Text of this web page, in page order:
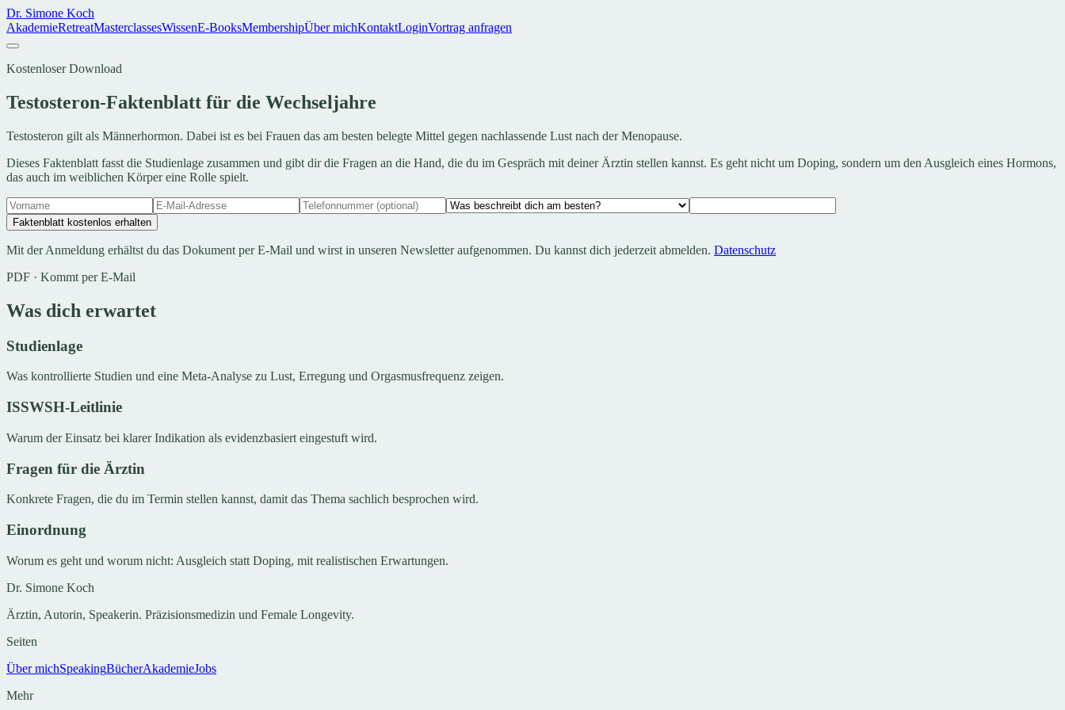
Dr. Simone Koch
AkademieRetreatMasterclassesWissenE-BooksMembershipÜber michKontaktLoginVortrag anfragen
Kostenloser Download
Testosteron-Faktenblatt für die Wechseljahre
Testosteron gilt als Männerhormon. Dabei ist es bei Frauen das am besten belegte Mittel gegen nachlassende Lust nach der Menopause.
Dieses Faktenblatt fasst die Studienlage zusammen und gibt dir die Fragen an die Hand, die du im Gespräch mit deiner Ärztin stellen kannst. Es geht nicht um Doping, sondern um den Ausgleich eines Hormons,
das auch im weiblichen Körper eine Rolle spielt.
Faktenblatt kostenlos erhalten
Mit der Anmeldung erhältst du das Dokument per E-Mail und wirst in unseren Newsletter aufgenommen. Du kannst dich jederzeit abmelden. Datenschutz
PDF · Kommt per E-Mail
Was dich erwartet
Studienlage
Was kontrollierte Studien und eine Meta-Analyse zu Lust, Erregung und Orgasmusfrequenz zeigen.
ISSWSH-Leitlinie
Warum der Einsatz bei klarer Indikation als evidenzbasiert eingestuft wird.
Fragen für die Ärztin
Konkrete Fragen, die du im Termin stellen kannst, damit das Thema sachlich besprochen wird.
Einordnung
Worum es geht und worum nicht: Ausgleich statt Doping, mit realistischen Erwartungen.
Dr. Simone Koch
Ärztin, Autorin, Speakerin. Präzisionsmedizin und Female Longevity.
Seiten
Über michSpeakingBücherAkademieJobs
Mehr